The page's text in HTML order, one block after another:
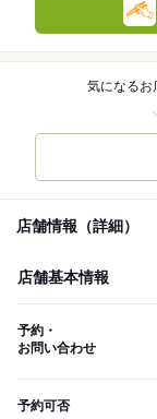
気になるお
店舗情報（詳細）
店舗基本情報
予約・
お問い合わせ
予約可否